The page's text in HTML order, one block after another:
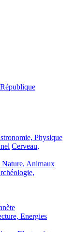
République
Physique
Cerveau,
Nature, Animaux
Energies